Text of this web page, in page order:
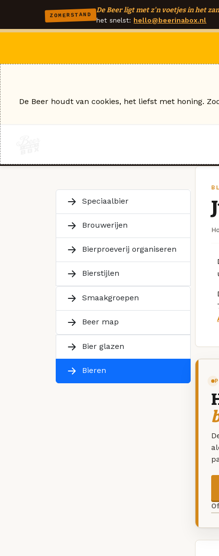
ZOMERSTAND
De Beer ligt met z'n voetjes in het
het snelst: hello@beerinabox.nl
Speciaalbier
Brouwerijen
Bierproeverij organiseren
Bierstijlen
Smaakgroepen
Beer map
Bier glazen
Bieren
De Beer houdt van cookies, het liefst met honing.